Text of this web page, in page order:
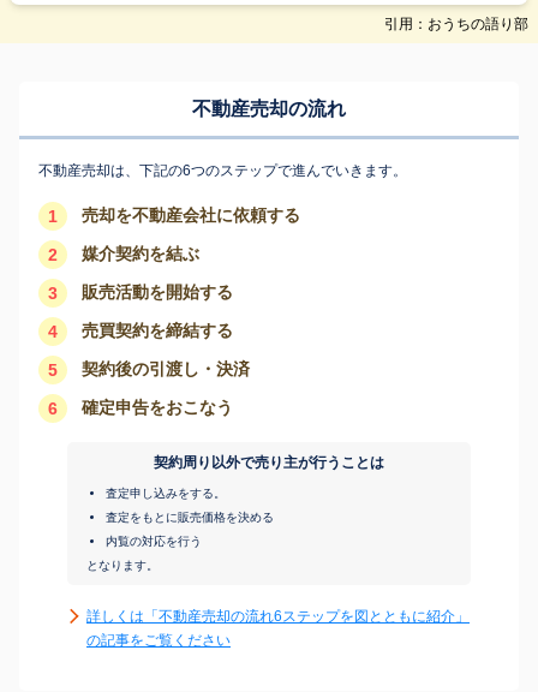
引用：おうちの語り部
不動産売却の流れ
不動産売却は、下記の6つのステップで進んでいきます。
1 売却を不動産会社に依頼する
2 媒介契約を結ぶ
3 販売活動を開始する
4 売買契約を締結する
5 契約後の引渡し・決済
6 確定申告をおこなう
契約周り以外で売り主が行うことは
査定申し込みをする。
査定をもとに販売価格を決める
内覧の対応を行う
となります。
詳しくは「不動産売却の流れ6ステップを図とともに紹介」
の記事をご覧ください